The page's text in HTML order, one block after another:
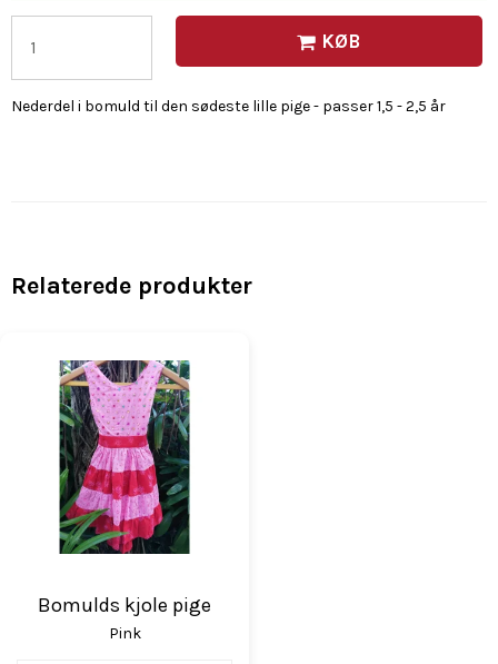
KØB
Nederdel i bomuld til den sødeste lille pige - passer 1,5 - 2,5 år
Relaterede produkter
Bomulds kjole pige
Pink